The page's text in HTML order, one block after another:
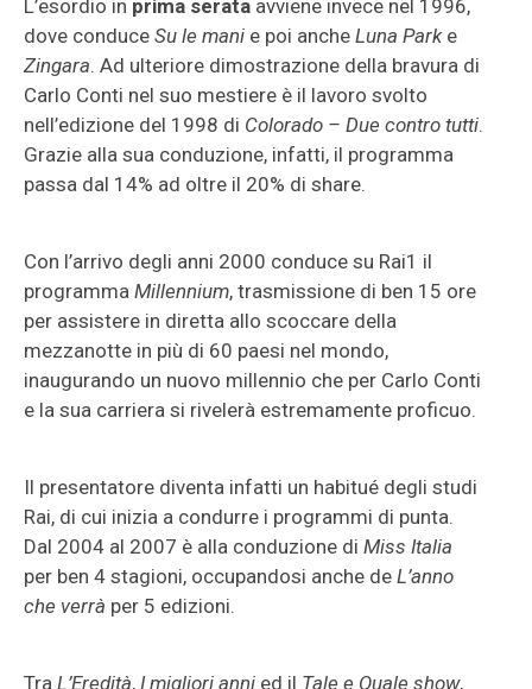
L’esordio in prima serata avviene invece nel 1996,
dove conduce Su le mani e poi anche Luna Parke
Zingara. Ad ulteriore dimostrazione della bravura di
Carlo Conti nel suo mestiere è il lavoro svolto
nell’edizione del 1998 di Colorado – Due contro tutti.
Grazie alla sua conduzione, infatti, il programma
passa dal 14% ad oltre il 20% di share.
Con l’arrivo degli anni 2000 conduce su Rai1 il
programma Millennium, trasmissione di ben 15 ore
per assistere in diretta allo scoccare della
mezzanotte in più di 60 paesi nel mondo,
inaugurando un nuovo millennio che per Carlo Conti
e la sua carriera si rivelerà estremamente proficuo.
Il presentatore diventa infatti un habitué degli studi
Rai, di cui inizia a condurre i programmi di punta.
Dal 2004 al 2007 è alla conduzione di Miss Italia
per ben 4 stagioni, occupandosi anche de L’anno
che verrà per 5 edizioni.
Tra L’Eredità, I migliori anni ed il Tale e Quale show,